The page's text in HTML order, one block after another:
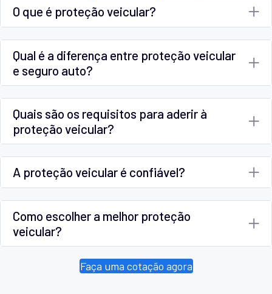
O que é proteção veicular?
Qual é a diferença entre proteção veicular
e seguro auto?
Quais são os requisitos para aderir à
proteção veicular?
A proteção veicular é confiável?
Como escolher a melhor proteção
veicular?
Faça uma cotação agora